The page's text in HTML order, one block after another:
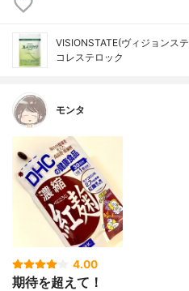
VISIONSTATE(ヴィジョンス
コレステロック
モンタ
4.00
期待を超えて！